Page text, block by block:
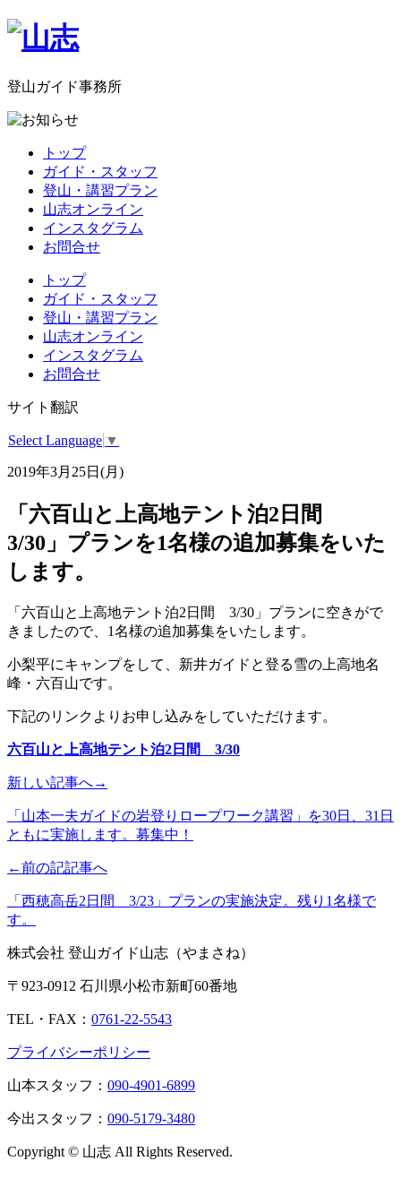
登山ガイド事務所
トップ
ガイド・スタッフ
登山・講習プラン
山志オンライン
インスタグラム
お問合せ
トップ
ガイド・スタッフ
登山・講習プラン
山志オンライン
インスタグラム
お問合せ
サイト翻訳
Select Language ▼
2019年3月25日(月)
「六百山と上高地テント泊2日間
3/30」プランを1名様の追加募集をいた
します。
「六百山と上高地テント泊2日間 3/30」プランに空きがで
きましたので、1名様の追加募集をいたします。
小梨平にキャンプをして、新井ガイドと登る雪の上高地名
峰・六百山です。
下記のリンクよりお申し込みをしていただけます。
六百山と上高地テント泊2日間 3/30
新しい記事へ→
「山本一夫ガイドの岩登りロープワーク講習」を30日、31日
ともに実施します。募集中！
←前の記記事へ
「西穂高岳2日間 3/23」プランの実施決定。残り1名様で
す。
株式会社 登山ガイド山志（やまさね）
〒923-0912 石川県小松市新町60番地
TEL・FAX： 0761-22-5543
プライバシーポリシー
山本スタッフ： 090-4901-6899
今出スタッフ： 090-5179-3480
Copyright © 山志 All Rights Reserved.